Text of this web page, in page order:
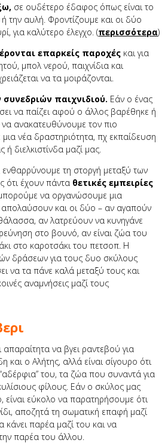
σε ουδέτερο έδαφος όπως είναι το
ή την αυλή. Φροντίζουμε και οι δύο
για καλύτερο έλεγχο. (περισσότερα)
επαρκείς παροχές και για
μπολ νερού, παιχνίδια και
να τα μοιράζονται.
παιχνιδιού. Εάν ο ένας
να παίζει αφού ο άλλος βαρέθηκε ή
ανακατευθύνουμε τον πιο
μια νέα δραστηριότητα, πχ εκπαίδευση
διελκιστίνδα μαζί μας.
τη στοργή μεταξύ των
ότι έχουν πάντα θετικές εμπειρίες
να οργανώσουμε μια
και οι δύο – αν αγαπούν
αν λατρεύουν να κυνηγάνε
στο βουνό, αν είναι ζώα του
στο καροτσάκι του πετσοπ. Η
δράσεων για τους δυο σκύλους
να τα πάνε καλά μεταξύ τους και
αναμνήσεις μαζί τους
να βγει ραντεβού για
και ο Αλήτης, αλλά είναι σίγουρο ότι
του, τα ζώα που συναντά για
φίλους. Εάν ο σκύλος μας
εύκολο να παρατηρήσουμε ότι
αποζητά τη σωματική επαφή μαζί
κάνει παρέα μαζί του και να
παρέα του άλλου.